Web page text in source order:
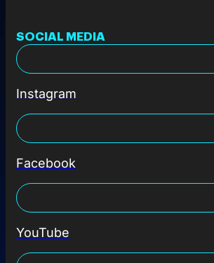
SOCIAL MEDIA
Instagram
Facebook
YouTube